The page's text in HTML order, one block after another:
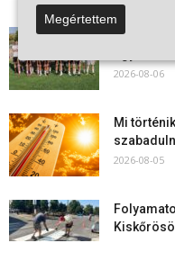
2026-08-06
Mi
2026-08-05
Megértettem